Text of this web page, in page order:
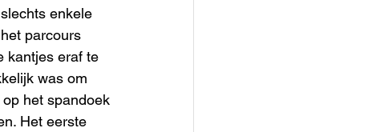
enkele
parcours
kantjes eraf te
was om
het spandoek
Het eerste